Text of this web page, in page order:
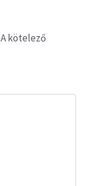
A kötelező